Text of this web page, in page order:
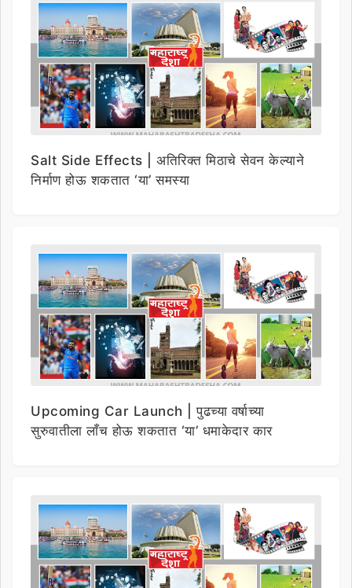
Salt Side Effects | अतिरिक्त मिठाचे सेवन केल्याने
निर्माण होऊ शकतात ‘या’ समस्या
Upcoming Car Launch | पुढच्या वर्षाच्या
सुरुवातीला लाँच होऊ शकतात ‘या’ धमाकेदार कार